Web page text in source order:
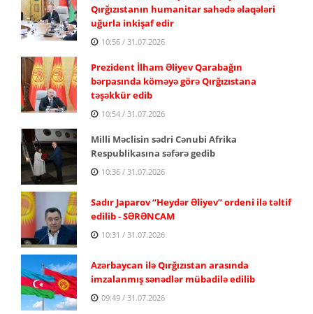
Qırğızıstanın humanitar sahədə əlaqələri
uğurla inkişaf edir
10:56 / 31.07.2026
Prezident İlham Əliyev Qarabağın
bərpasında köməyə görə Qırğızıstana
təşəkkür edib
10:54 / 31.07.2026
Milli Məclisin sədri Cənubi Afrika
Respublikasına səfərə gedib
10:36 / 31.07.2026
Sadır Japarov “Heydər Əliyev” ordeni ilə təltif
edilib - SƏRƏNCAM
10:31 / 31.07.2026
Azərbaycan ilə Qırğızıstan arasında
imzalanmış sənədlər mübadilə edilib
09:49 / 31.07.2026